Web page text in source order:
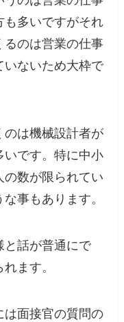
も多いですがそれ
るのは営業の仕事
いないため大枠で
のは機械設計者が
いです。特に中小
数が限られてい
事もあります。
と話が普通にで
ます。
は面接官の質問の